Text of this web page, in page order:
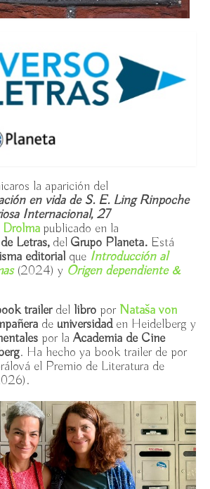
en el Arte Budista, UNED / miércoles
al Budismo en la UNED / jueves
del libro “Introducción al Budismo –
de Budismo en Madrid: Homenaje al
2023
al Budismo en UNED / jueves
en el Arte Budista / Jardín de la
3-31 octubre 2023
con Cuencos Tibetanos en Jardín de
domingo 1 octubre 2023
foto-haiku” de José María
Ronda /14 sept. -11 oct. 2023
en los Tantras Inferiores. Una
de Ani Chöying Drolma
y Entrevistas a Ani Chöying
2-4 diciembre 2022
la aparición del
en vida de S. E. Ling Rinpoche
Internacional, 27
publicado en la
Letras, del Grupo Planeta. Está
editorial que Introducción al
(2024) y Origen dependiente &
trailerdel libro por Nataša von
de universidad en Heidelberg y
por la Academia de Cine
. Ha hecho ya book trailer de por
el Premio de Literatura de